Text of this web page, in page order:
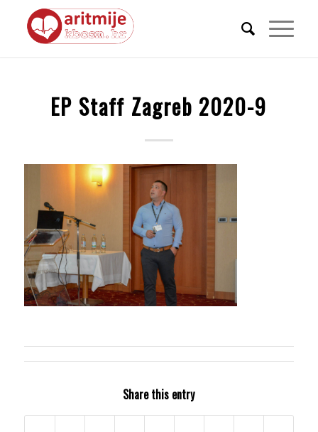
EP Staff Zagreb 2020-9
Share this entry